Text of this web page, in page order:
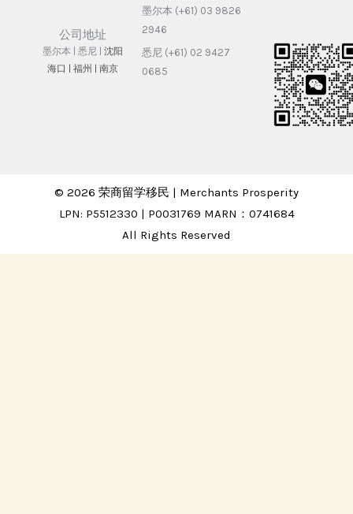
公司地址
墨尔本 | 悉尼 | 沈阳
海⼝ | 福州 | 南京
墨尔本 (+61) 03 9826
2946
悉尼 (+61) 02 9427
0685
© 2026 荣商留学移民 | Merchants Prosperity
LPN: P5512330 | P0031769 MARN：0741684
All Rights Reserved